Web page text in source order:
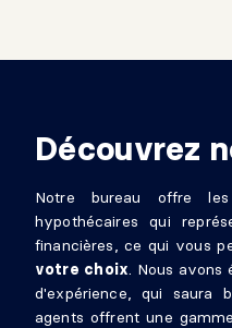
Directrice
Découvrez
Notre bureau offre
hypothécaires qui
financières, ce qui vous
votre choix. Nous avons
d'expérience, qui saura
agents offrent une